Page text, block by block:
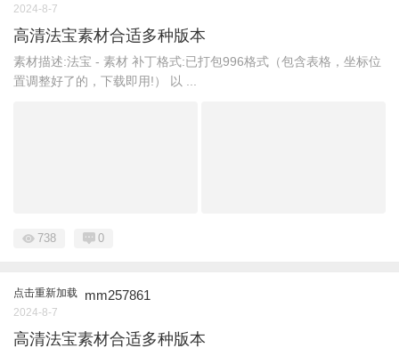
2024-8-7
高清法宝素材合适多种版本
素材描述:法宝 - 素材 补丁格式:已打包996格式（包含表格，坐标位
置调整好了的，下载即用!） 以 ...
738 0
点击重新加载 mm257861
2024-8-7
高清法宝素材合适多种版本